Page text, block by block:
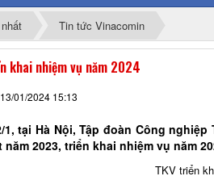
Tin tức Vinacomin
khai nhiệm vụ năm 2024
01/2024 15:13
1, tại Hà Nội, Tập đoàn Công
2023, triển khai nhiệm vụ năm